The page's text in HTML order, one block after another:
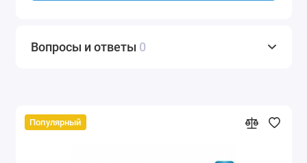
Вопросы и ответы 0
Популярный